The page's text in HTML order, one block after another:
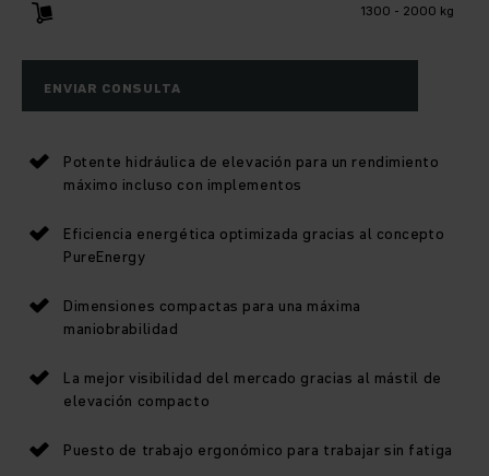
1300 - 2000 kg
ENVIAR CONSULTA
Potente hidráulica de elevación para un rendimiento
máximo incluso con implementos
Eficiencia energética optimizada gracias al concepto
PureEnergy
Dimensiones compactas para una máxima
maniobrabilidad
La mejor visibilidad del mercado gracias al mástil de
elevación compacto
Puesto de trabajo ergonómico para trabajar sin fatiga